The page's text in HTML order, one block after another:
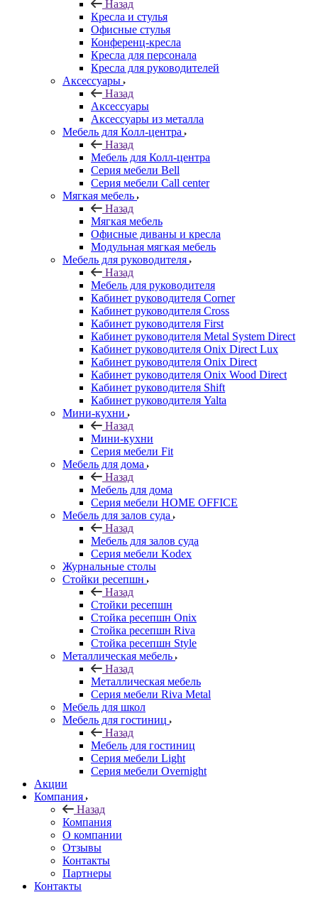
Назад
Кресла и стулья
Офисные стулья
Конференц-кресла
Кресла для персонала
Кресла для руководителей
Аксессуары
Назад
Аксессуары
Аксессуары из металла
Мебель для Колл-центра
Назад
Мебель для Колл-центра
Серия мебели Bell
Серия мебели Call center
Мягкая мебель
Назад
Мягкая мебель
Офисные диваны и кресла
Модульная мягкая мебель
Мебель для руководителя
Назад
Мебель для руководителя
Кабинет руководителя Corner
Кабинет руководителя Cross
Кабинет руководителя First
Кабинет руководителя Metal System Direct
Кабинет руководителя Onix Direct Lux
Кабинет руководителя Onix Direct
Кабинет руководителя Onix Wood Direct
Кабинет руководителя Shift
Кабинет руководителя Yalta
Мини-кухни
Назад
Мини-кухни
Серия мебели Fit
Мебель для дома
Назад
Мебель для дома
Серия мебели HOME OFFICE
Мебель для залов суда
Назад
Мебель для залов суда
Серия мебели Kodex
Журнальные столы
Стойки ресепшн
Назад
Стойки ресепшн
Стойка ресепшн Onix
Стойка ресепшн Riva
Стойка ресепшн Style
Металлическая мебель
Назад
Металлическая мебель
Серия мебели Riva Metal
Мебель для школ
Мебель для гостиниц
Назад
Мебель для гостиниц
Серия мебели Light
Серия мебели Overnight
Акции
Компания
Назад
Компания
О компании
Отзывы
Контакты
Партнеры
Контакты